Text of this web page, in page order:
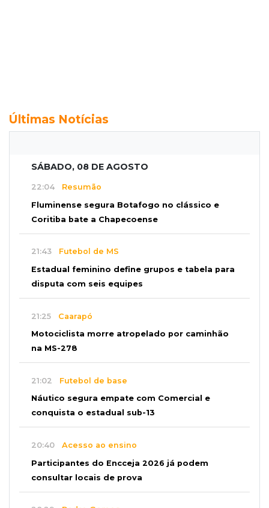
Últimas Notícias
SÁBADO, 08 DE AGOSTO
22:04 Resumão
Fluminense segura Botafogo no clássico e
Coritiba bate a Chapecoense
21:43 Futebol de MS
Estadual feminino define grupos e tabela para
disputa com seis equipes
21:25 Caarapó
Motociclista morre atropelado por caminhão
na MS-278
21:02 Futebol de base
Náutico segura empate com Comercial e
conquista o estadual sub-13
20:40 Acesso ao ensino
Participantes do Encceja 2026 já podem
consultar locais de prova